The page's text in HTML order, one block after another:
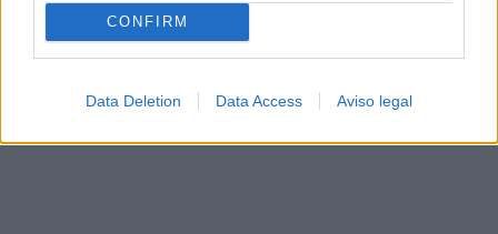
CONFIRM
Data Deletion Data Access Aviso legal